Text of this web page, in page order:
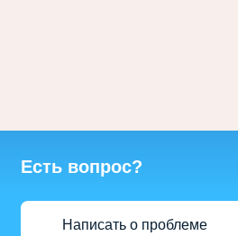
Есть вопрос?
Написать о проблеме